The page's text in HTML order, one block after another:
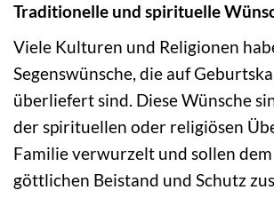
Traditionelle und spirituelle
Viele Kulturen und Religionen
Segenswünsche, die auf
überliefert sind. Diese Wünsche
der spirituellen oder religiösen
Familie verwurzelt und sollen
göttlichen Beistand und Schutz